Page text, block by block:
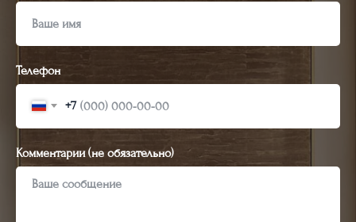
Телефон
+7
Комментарии (не обязательно)